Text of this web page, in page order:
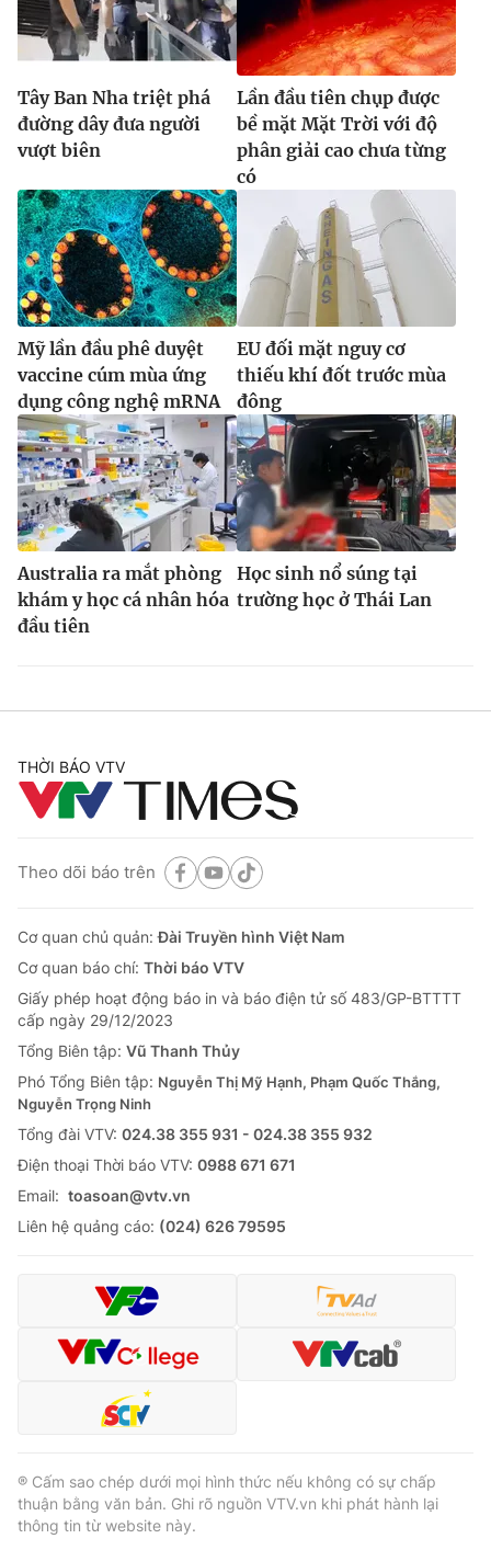
Tây Ban Nha triệt phá
đường dây đưa người
vượt biên
Lần đầu tiên chụp được
bề mặt Mặt Trời với độ
phân giải cao chưa từng
có
Mỹ lần đầu phê duyệt
vaccine cúm mùa ứng
dụng công nghệ mRNA
EU đối mặt nguy cơ
thiếu khí đốt trước mùa
đông
Australia ra mắt phòng
khám y học cá nhân hóa
đầu tiên
Học sinh nổ súng tại
trường học ở Thái Lan
THỜI BÁO VTV
Theo dõi báo trên
Cơ quan chủ quản:Đài Truyền hình Việt Nam
Cơ quan báo chí: Thời báo VTV
Giấy phép hoạt động báo in và báo điện tử số 483/GP-BTTTT
cấp ngày 29/12/2023
Tổng Biên tập: Vũ Thanh Thủy
Phó Tổng Biên tập: Nguyễn Thị Mỹ Hạnh, Phạm Quốc Thắng,
Nguyễn Trọng Ninh
Tổng đài VTV: 024.38 355 931 - 024.38 355 932
Ðiện thoại Thời báo VTV: 0988 671 671
Email: toasoan@vtv.vn
Liên hệ quảng cáo: (024) 626 79595
® Cấm sao chép dưới mọi hình thức nếu không có sự chấp
thuận bằng văn bản. Ghi rõ nguồn VTV.vn khi phát hành lại
thông tin từ website này.